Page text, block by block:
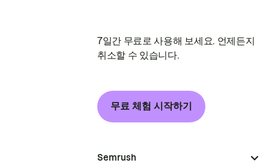
7일간 무료로 사용해 보세요. 언제든지
취소할 수 있습니다.
무료 체험 시작하기
Semrush